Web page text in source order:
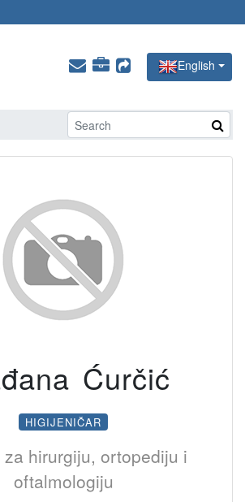
English
Ćurčić
HIGIJENIČAR
za hirurgiju, ortopediju i
oftalmologiju